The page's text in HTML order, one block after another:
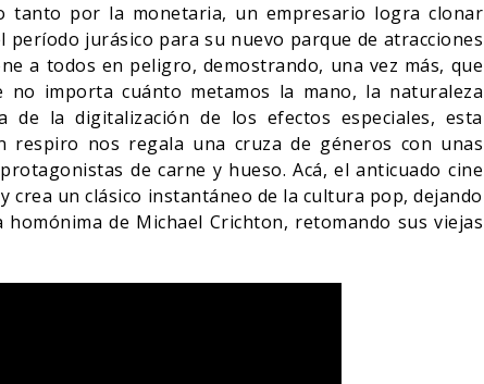
tanto por la monetaria, un empresario logra clonar
período jurásico para su nuevo parque de atracciones
a todos en peligro, demostrando, una vez más, que
no importa cuánto metamos la mano, la naturaleza
la digitalización de los efectos especiales, esta
respiro nos regala una cruza de géneros con unas
de carne y hueso. Acá, el anticuado cine
crea un clásico instantáneo de la cultura pop, dejando
de Michael Crichton, retomando sus viejas